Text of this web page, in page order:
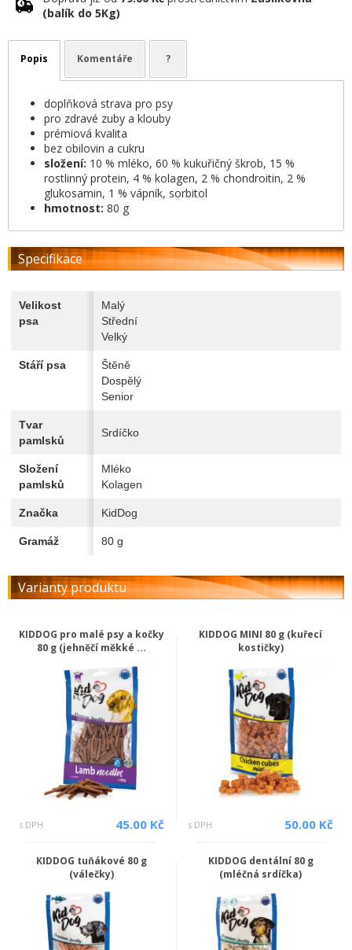
(balík do 5Kg)
Popis Komentáře ?
doplňková strava pro psy
pro zdravé zuby a klouby
prémiová kvalita
bez obilovin a cukru
složení: 10 % mléko, 60 % kukuřičný škrob, 15 %
rostlinný protein, 4 % kolagen, 2 % chondroitin, 2 %
glukosamin, 1 % vápník, sorbitol
hmotnost: 80 g
Specifikace
Velikost
psa
Malý
Střední
Velký
Stáří psa
Štěně
Dospělý
Senior
Tvar
pamlsků
Srdíčko
Složení
pamlsků
Mléko
Kolagen
Značka KidDog
Gramáž 80 g
Varianty produktu
KIDDOG pro malé psy a kočky
80 g (jehněčí měkké ...
s DPH 45.00 Kč
KIDDOG MINI 80 g (kuřecí
kostičky)
s DPH 50.00 Kč
KIDDOG tuňákové 80 g
(válečky)
KIDDOG dentální 80 g
(mléčná srdíčka)